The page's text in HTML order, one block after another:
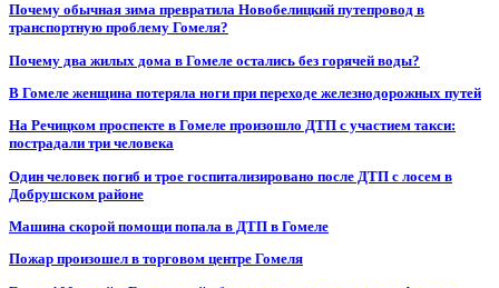
Почему обычная зима превратила Новобелицкий путепровод в
транспортную проблему Гомеля?
Почему два жилых дома в Гомеле остались без горячей воды?
В Гомеле женщина потеряла ноги при переходе железнодорожных путей
На Речицком проспекте в Гомеле произошло ДТП с участием такси:
пострадали три человека
Один человек погиб и трое госпитализировано после ДТП с лосем в
Добрушском районе
Машина скорой помощи попала в ДТП в Гомеле
Пожар произошел в торговом центре Гомеля